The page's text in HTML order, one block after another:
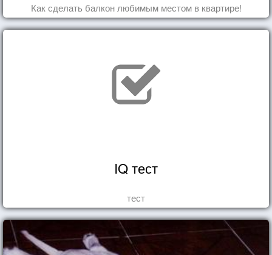
Как сделать балкон любимым местом в квартире!
IQ тест
тест